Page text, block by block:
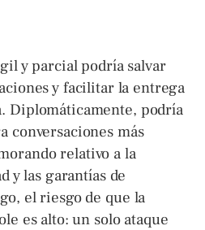
y parcial podría salvar
y facilitar la entrega
Diplomáticamente, podría
conversaciones más
relativo a la
y las garantías de
el riesgo de que la
es alto: un solo ataque